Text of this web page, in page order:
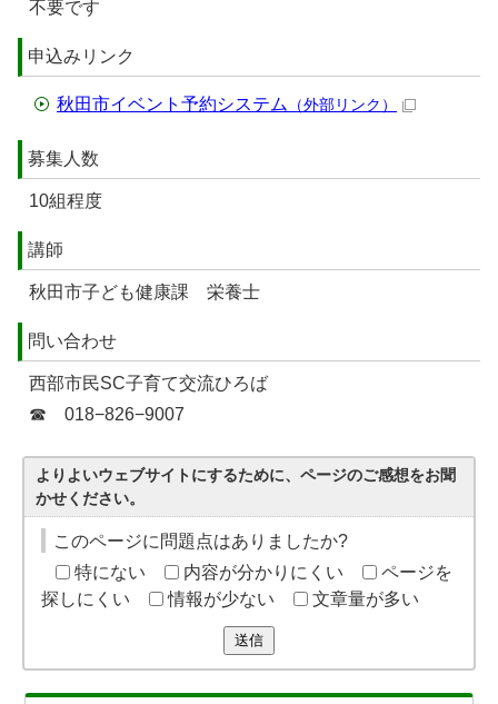
不要です
申込みリンク
秋田市イベント予約システム （外部リンク）
募集人数
10組程度
講師
秋田市子ども健康課 栄養士
問い合わせ
西部市民SC子育て交流ひろば
☎ 018−826−9007
よりよいウェブサイトにするために、ページのご感想をお聞
かせください。
このページに問題点はありましたか?
特にない
内容が分かりにくい
ページを
探しにくい
情報が少ない 文章量が多い
送信